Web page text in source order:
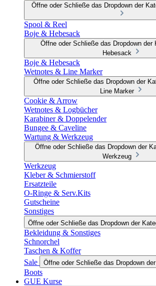
Öffne oder Schließe das Dropdown der
Spool & Reel
Boje & Hebesack
Öffne oder Schließe das Dropdown der
Hebesack
Boje & Hebesack
Wetnotes & Line Marker
Öffne oder Schließe das Dropdown der
Line Marker
Cookie & Arrow
Wetnotes & Logbücher
Karabiner & Doppelender
Bungee & Caveline
Wartung & Werkzeug
Öffne oder Schließe das Dropdown der
Werkzeug
Werkzeug
Kleber & Schmierstoff
Ersatzteile
O-Ringe & Serv.Kits
Gutscheine
Sonstiges
Öffne oder Schließe das Dropdown der
Bekleidung & Sonstiges
Schnorchel
Taschen & Koffer
Sale
Öffne oder Schließe das Dropdown
Boots
GUE Kurse